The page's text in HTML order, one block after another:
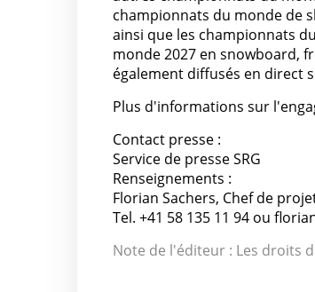
championnats du monde de
ainsi que les championnats
monde 2027 en snowboard,
également diffusés en direct
Plus d'informations sur
Contact presse :
Service de presse SRG
Renseignements :
Florian Sachers, Chef de
Tel. +41 58 135 11 94 ou
Note de l'éditeur : Les droits